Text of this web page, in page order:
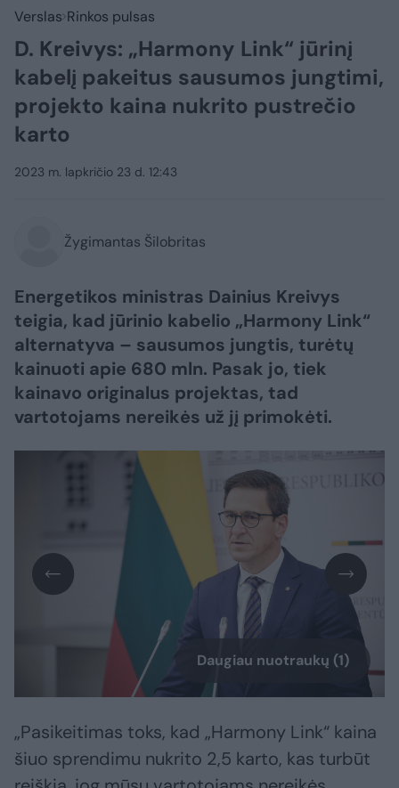
Verslas Rinkos pulsas
D. Kreivys: „Harmony Link“ jūrinį
kabelį pakeitus sausumos jungtimi,
projekto kaina nukrito pustrečio
karto
2023 m. lapkričio 23 d. 12:43
Žygimantas Šilobritas
Energetikos ministras Dainius Kreivys
teigia, kad jūrinio kabelio „Harmony Link“
alternatyva – sausumos jungtis, turėtų
kainuoti apie 680 mln. Pasak jo, tiek
kainavo originalus projektas, tad
vartotojams nereikės už jį primokėti.
Daugiau nuotraukų (1)
„Pasikeitimas toks, kad „Harmony Link“ kaina
šiuo sprendimu nukrito 2,5 karto, kas turbūt